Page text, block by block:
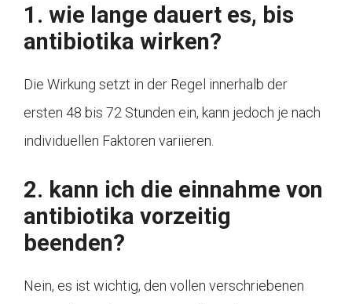
1. wie lange dauert es, bis
antibiotika wirken?
Die Wirkung setzt in der Regel innerhalb der
ersten 48 bis 72 Stunden ein, kann jedoch je nach
individuellen Faktoren variieren.
2. kann ich die einnahme von
antibiotika vorzeitig
beenden?
Nein, es ist wichtig, den vollen verschriebenen